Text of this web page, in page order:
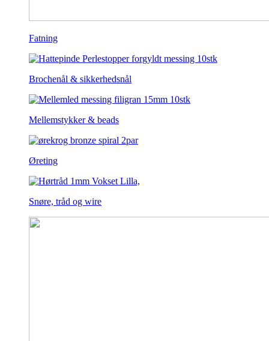
Fatning
Brochenål & sikkerhedsnål
Mellemstykker & beads
Øreting
Snøre, tråd og wire